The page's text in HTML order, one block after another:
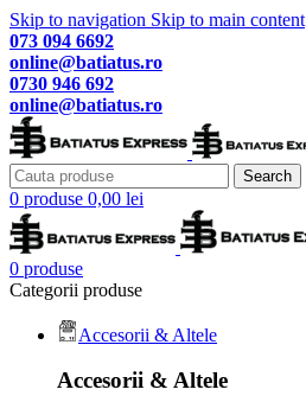
Skip to navigation Skip to main content
073 094 6692
online@batiatus.ro
0730 946 692
online@batiatus.ro
Search
0 produse 0,00 lei
0 produse
Categorii produse
Accesorii & Altele
Accesorii & Altele